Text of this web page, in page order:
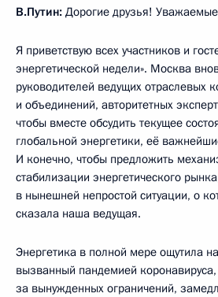
В.Путин: Дорогие друзья!
Я приветствую всех участников и
энергетической недели». Москва
руководителей ведущих отраслевых
и объединений, авторитетных
чтобы вместе обсудить текущее
глобальной энергетики, её
И конечно, чтобы предложить
стабилизации энергетического
в нынешней непростой ситуации, о
сказала наша ведущая.
Энергетика в полной мере ощутила
вызванный пандемией
за вынужденных ограничений,